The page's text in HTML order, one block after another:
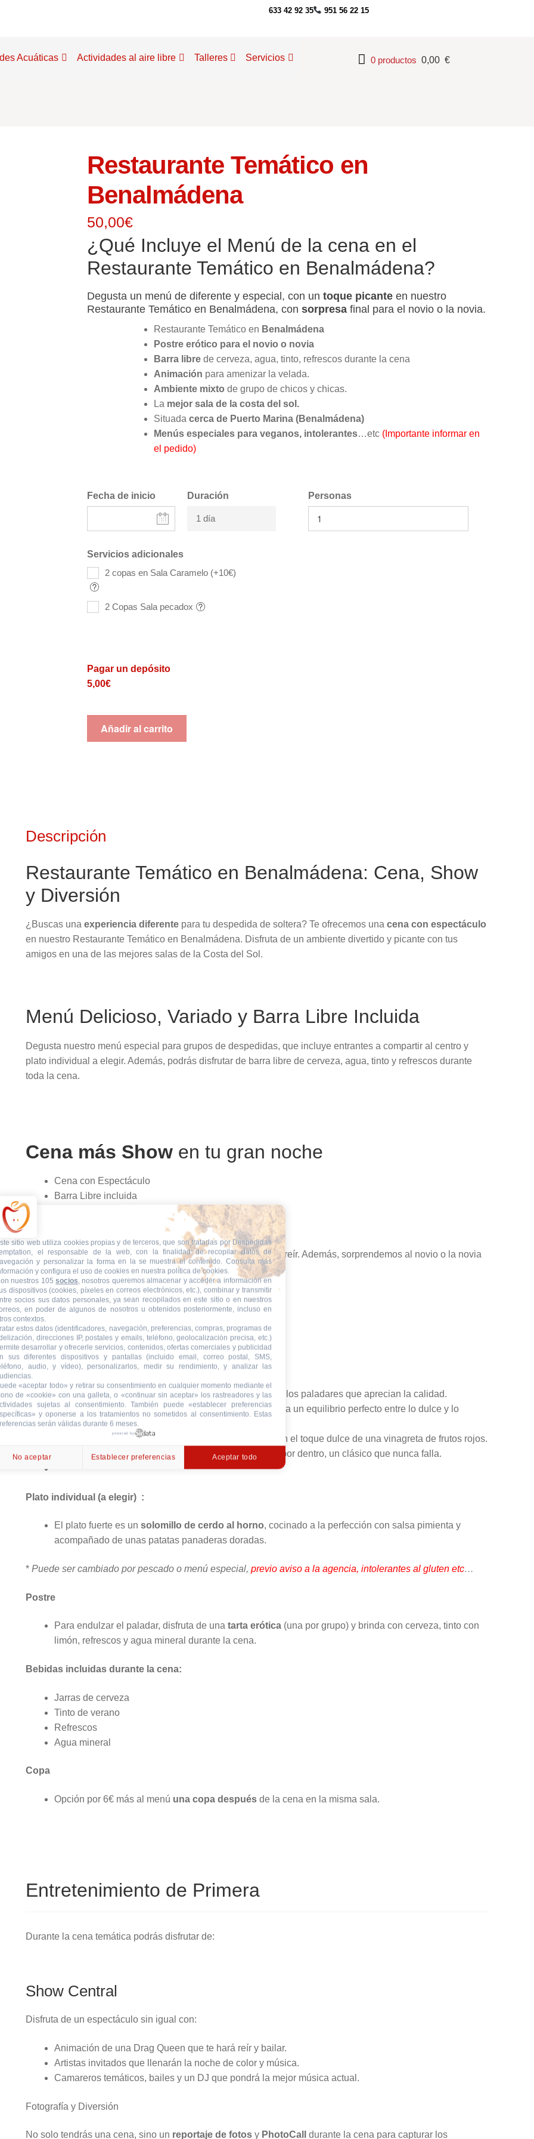
633 42 92 35 951 56 22 15
Acuáticas Actividades al aire libre Talleres Servicios 0,00 €
0 productos
Restaurante Temático en
Benalmádena
50,00€
¿Qué Incluye el Menú de la cena en el
Restaurante Temático en Benalmádena?
Degusta un menú de diferente y especial, con un toque picante en nuestro
Restaurante Temático en Benalmádena, consorpresa final para el novio o la novia.
Restaurante Temático en Benalmádena
Postre erótico para el novio o novia
Barra librede cerveza, agua, tinto, refrescos durante la cena
Animación para amenizar la velada.
Ambiente mixto de grupo de chicos y chicas.
La mejor sala de la costa del sol.
Situadacerca de Puerto Marina (Benalmádena)
Menús especiales para veganos, intolerantes…etc (Importante informar en
el pedido)
Fecha de inicio Duración
1 día
Personas
Servicios adicionales
2 copas en Sala Caramelo (+10€)
2 Copas Sala pecadox
Pagar un depósito
5,00€
Añadir al carrito
Descripción
Restaurante Temático en Benalmádena: Cena, Show
y Diversión
¿Buscas una experiencia diferentepara tu despedida de soltera? Te ofrecemos una cena con espectáculo
en nuestro Restaurante Temático en Benalmádena. Disfruta de un ambiente divertido y picante con tus
amigos en una de las mejores salas de la Costa del Sol.
Menú Delicioso, Variado y Barra Libre Incluida
Degusta nuestro menú especial para grupos de despedidas, que incluye entrantes a compartir al centro y
plato individual a elegir. Además, podrás disfrutar de barra libre de cerveza, agua, tinto y refrescos durante
toda la cena.
Cena más Showen tu gran noche
Cena con Espectáculo
Barra Libre incluida
Para grupos mixtos de despedidas, de chicos y chicas
Amenizamos la velada conanimaciónpara que no pares de reír. Además, sorprendemos al novio o la novia
con un postre erótico muy especial. ¡No te lo pierdas!
Menú en Benalmádena
Entrantes a compartir al centro cada 4 personas:
Un surtido de ibéricos y quesos curados, perfecto para los paladares que aprecian la calidad.
Mousse de pato con una compota de manzana que crea un equilibrio perfecto entre lo dulce y lo
salado.
Una ensalada gourmet de queso de cabra y bacon, con el toque dulce de una vinagreta de frutos rojos.
Un dúo de croquetas, crujientes por fuera y cremosas por dentro, un clásico que nunca falla.
Plato individual (a elegir) :
El plato fuerte es un solomillo de cerdo al horno, cocinado a la perfección con salsa pimienta y
acompañado de unas patatas panaderas doradas.
* Puede ser cambiado por pescado o menú especial, previo aviso a la agencia, intolerantes al gluten etc…
Postre
Para endulzar el paladar, disfruta de una tarta erótica(una por grupo) y brinda con cerveza, tinto con
limón, refrescos y agua mineral durante la cena.
Bebidas incluidas durante la cena:
Jarras de cerveza
Tinto de verano
Refrescos
Agua mineral
Copa
Opción por 6€ más al menú una copa despuésde la cena en la misma sala.
Entretenimiento de Primera
Durante la cena temática podrás disfrutar de:
Show Central
Disfruta de un espectáculo sin igual con:
Animación de una Drag Queen que te hará reír y bailar.
Artistas invitados que llenarán la noche de color y música.
Camareros temáticos, bailes y un DJ que pondrá la mejor música actual.
Fotografía y Diversión
No solo tendrás una cena, sino un reportaje de fotosy PhotoCall durante la cena para capturar los
sitio web utiliza cookies propias y de terceros, que son tratadas por Despedidas
el responsable de la web, con la finalidad de recopilar datos de
y personalizar la forma en la se muestra el contenido. Consulta más
y configura el uso de cookies en nuestra política de cookies.
nuestros 105socios , nosotros queremos almacenar y acceder a información en
dispositivos (cookies, píxeles en correos electrónicos, etc.), combinar y transmitir
socios sus datos personales, ya sean recopilados en este sitio o en nuestros
en poder de algunos de nosotros u obtenidos posteriormente, incluso en
contextos.
estos datos (identificadores, navegación, preferencias, compras, programas de
direcciones IP, postales y emails, teléfono, geolocalización precisa, etc.)
desarrollar y ofrecerle servicios, contenidos, ofertas comerciales y publicidad
sus diferentes dispositivos y pantallas (incluido email, correo postal, SMS,
audio, y vídeo), personalizarlos, medir su rendimiento, y analizar las
«aceptar todo» y retirar su consentimiento en cualquier momento mediante el
de «cookie» con una galleta, o «continuar sin aceptar» los rastreadores y las
sujetas al consentimiento. También puede «establecer preferencias
y oponerse a los tratamientos no sometidos al consentimiento. Estas
serán válidas durante 6 meses.
powered by
No aceptar Establecer preferencias Aceptar todo